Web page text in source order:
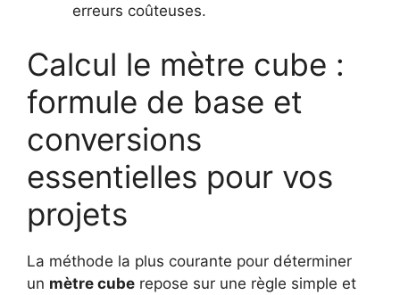
erreurs coûteuses.
Calcul le mètre cube :
formule de base et
conversions
essentielles pour vos
projets
La méthode la plus courante pour déterminer
un mètre cube repose sur une règle simple et